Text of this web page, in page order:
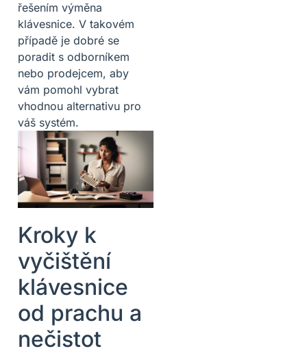
řešením výměna
klávesnice. V takovém
případě je dobré se
poradit s odborníkem
nebo prodejcem, aby
vám pomohl vybrat
vhodnou alternativu pro
váš systém.
Kroky k
vyčištění
klávesnice
od prachu a
nečistot